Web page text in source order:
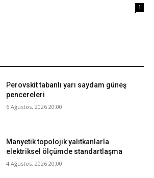
1
Perovskit tabanlı yarı saydam güneş
pencereleri
6 Ağustos, 2026 20:00
Manyetik topolojik yalıtkanlarla
elektriksel ölçümde standartlaşma
4 Ağustos, 2026 20:00